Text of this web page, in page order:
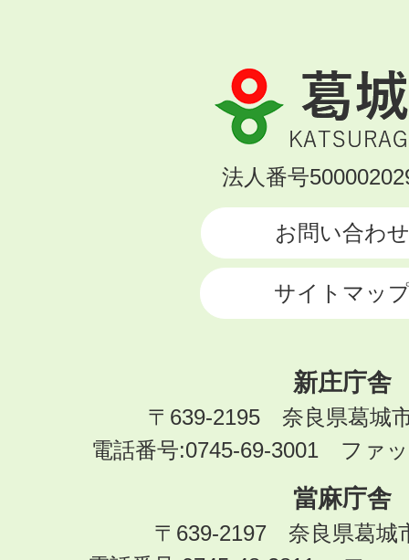
葛
城
市
KATSURAGI
法人番号
お問い合わせ
サイトマッ
新庄庁舎
〒639-2195 奈良県葛城
電話番号:0745-69-3001 ファ
當麻庁舎
〒639-2197 奈良県葛城